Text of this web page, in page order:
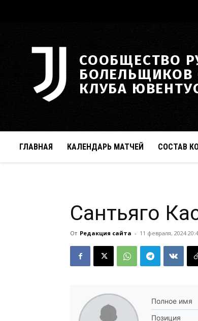
СООБЩЕСТВО
БОЛЕЛЬЩИКОВ
КЛУБА
ГЛАВНАЯ КАЛЕНДАРЬ МАТЧЕЙ СОСТАВ
Сантьяго
От Редакция сайта - 11 февраля, 2024
Полное имя
Позиция